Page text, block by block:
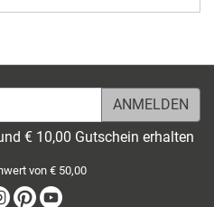
€ 10,00 Gutschein erhalten
von € 50,00
Instagram
Pinterest